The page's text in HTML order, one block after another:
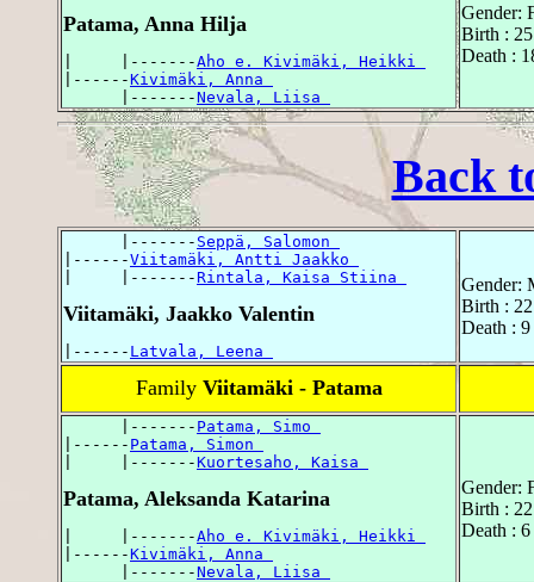
Patama, Anna Hilja
|     |-------Aho e. Kivimäki, Heikki
|------Kivimäki, Anna
      |-------
Nevala, Liisa
Gender:
Birth :
Death :
Back
      |-------
Seppä, Salomon
|------Viitamäki, Antti Jaakko
|     |-------Rintala, Kaisa Stiina
Viitamäki, Jaakko Valentin
|------ Latvala, Leena
Gender:
Birth :
Death :
Family Viitamäki - Patama
      |-------
Patama, Simo
|------ Patama, Simon
|     |-------Kuortesaho, Kaisa
Patama, Aleksanda Katarina
|     |-------Aho e. Kivimäki, Heikki
|------Kivimäki, Anna
      |-------
Nevala, Liisa
Gender:
Birth :
Death :